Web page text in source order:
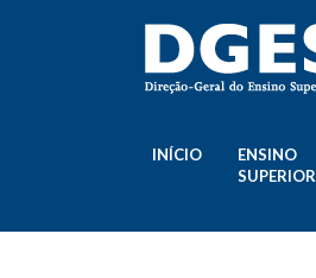
INÍCIO
ENSINO
SUPERIOR